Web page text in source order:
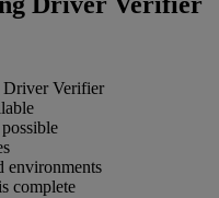
Driver Verifier
environments
complete